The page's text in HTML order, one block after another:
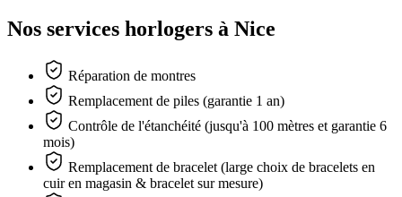
Nos services horlogers à Nice
Réparation de montres
Remplacement de piles (garantie 1 an)
Contrôle de l'étanchéité (jusqu'à 100 mètres et garantie 6
mois)
Remplacement de bracelet (large choix de bracelets en
cuir en magasin & bracelet sur mesure)